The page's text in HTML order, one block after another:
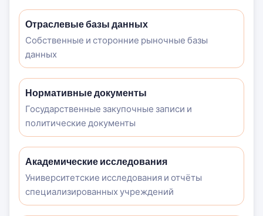
Отраслевые базы данных
Собственные и сторонние рыночные базы
данных
Нормативные документы
Государственные закупочные записи и
политические документы
Академические исследования
Университетские исследования и отчёты
специализированных учреждений